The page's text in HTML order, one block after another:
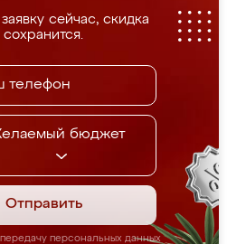
сейчас, скидка
сохранится.
бюджет
Отправить
персональных данных